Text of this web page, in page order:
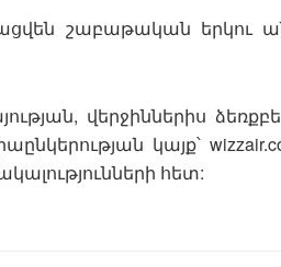
շաբաթական երկու
վերջիններիս
կայք՝
հետ: